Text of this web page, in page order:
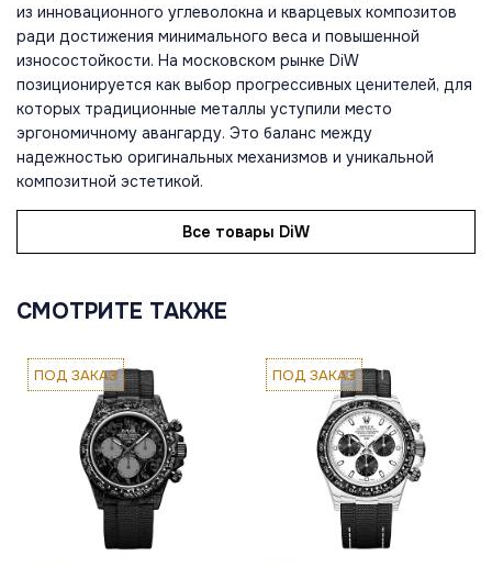
из инновационного углеволокна и кварцевых композитов
ради достижения минимального веса и повышенной
износостойкости. На московском рынке DiW
позиционируется как выбор прогрессивных ценителей, для
которых традиционные металлы уступили место
эргономичному авангарду. Это баланс между
надежностью оригинальных механизмов и уникальной
композитной эстетикой.
Все товары DiW
СМОТРИТЕ ТАКЖЕ
ПОД ЗАКАЗ ПОД ЗАКАЗ